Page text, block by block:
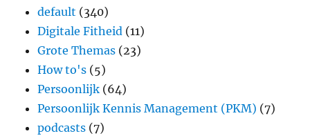
default (340)
Digitale Fitheid (11)
Grote Themas (23)
How to's (5)
Persoonlijk (64)
Persoonlijk Kennis Management (PKM) (7)
podcasts (7)